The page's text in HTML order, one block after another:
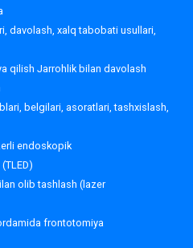
davolash, xalq tabobati usullari,
qilish Jarrohlik bilan davolash
belgilari, asoratlari, tashxislash,
endoskopik
olib tashlash (lazer
frontotomiya